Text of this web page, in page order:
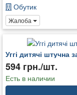
Обутик
Жалоба
Уггі дитячі
594 грн./шт.
Есть в наличии